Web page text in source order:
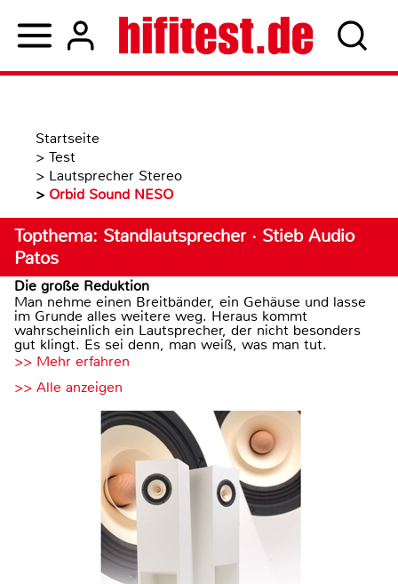
Startseite
> Test
> Lautsprecher Stereo
> Orbid Sound NESO
Topthema: Standlautsprecher · Stieb Audio
Patos
Die große Reduktion
Man nehme einen Breitbänder, ein Gehäuse und lasse
im Grunde alles weitere weg. Heraus kommt
wahrscheinlich ein Lautsprecher, der nicht besonders
gut klingt. Es sei denn, man weiß, was man tut.
>> Mehr erfahren
>> Alle anzeigen